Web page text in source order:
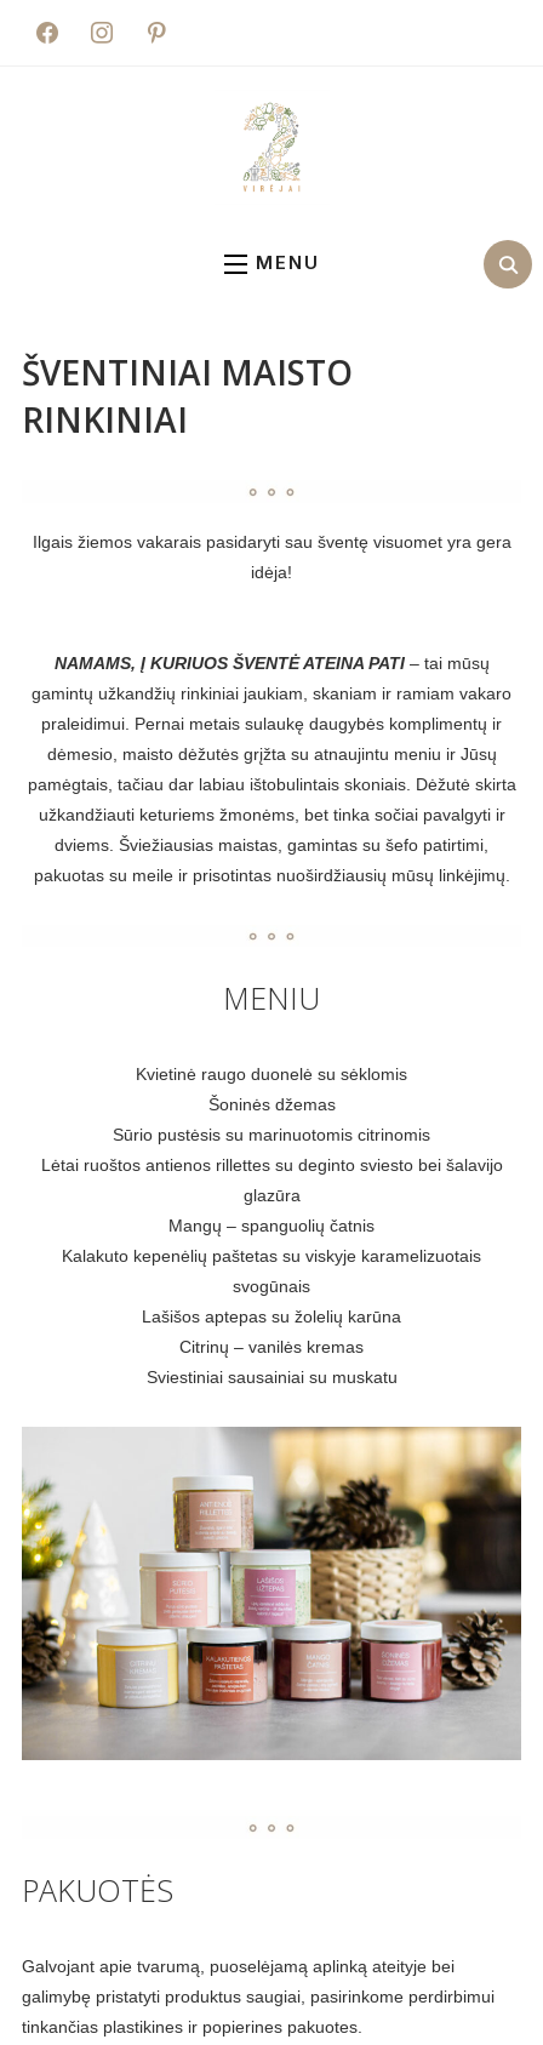
facebookinstagrampinterest
MENU
ŠVENTINIAI MAISTO
RINKINIAI
Ilgais žiemos vakarais pasidaryti sau šventę visuomet yra gera
idėja!
NAMAMS, Į KURIUOS ŠVENTĖ ATEINA PATI – tai mūsų
gamintų užkandžių rinkiniai jaukiam, skaniam ir ramiam vakaro
praleidimui. Pernai metais sulaukę daugybės komplimentų ir
dėmesio, maisto dėžutės grįžta su atnaujintu meniu ir Jūsų
pamėgtais, tačiau dar labiau ištobulintais skoniais. Dėžutė skirta
užkandžiauti keturiems žmonėms, bet tinka sočiai pavalgyti ir
dviems. Šviežiausias maistas, gamintas su šefo patirtimi,
pakuotas su meile ir prisotintas nuoširdžiausių mūsų linkėjimų.
MENIU
Kvietinė raugo duonelė su sėklomis
Šoninės džemas
Sūrio pustėsis su marinuotomis citrinomis
Lėtai ruoštos antienos rillettes su deginto sviesto bei šalavijo
glazūra
Mangų – spanguolių čatnis
Kalakuto kepenėlių paštetas su viskyje karamelizuotais
svogūnais
Lašišos aptepas su žolelių karūna
Citrinų – vanilės kremas
Sviestiniai sausainiai su muskatu
PAKUOTĖS
Galvojant apie tvarumą, puoselėjamą aplinką ateityje bei
galimybę pristatyti produktus saugiai, pasirinkome perdirbimui
tinkančias plastikines ir popierines pakuotes.